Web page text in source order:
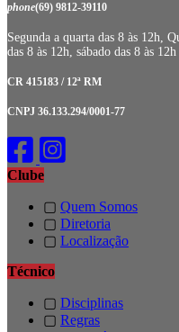
phone(69) 9812-39110
Segunda a quarta das 8 às 12h,
das 8 às 12h, sábado das 8 às
CR 415183 / 12ª RM
CNPJ 36.133.294/0001-77
Clube
▢ Quem Somos
▢ Diretoria
▢ Localização
Técnico
▢ Disciplinas
▢ Regras